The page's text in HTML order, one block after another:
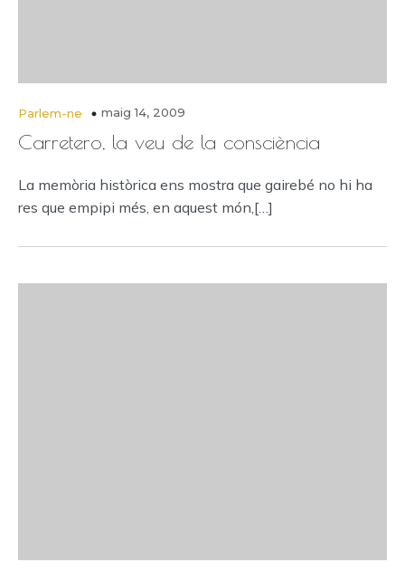
Parlem-ne maig 14, 2009
Carretero, la veu de la consciència
La memòria històrica ens mostra que gairebé no hi ha
res que empipi més, en aquest món,[…]